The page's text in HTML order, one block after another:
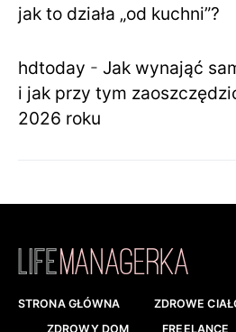
jak to działa „od kuchni”?
hdtoday - Jak wynająć
i jak przy tym
2026 roku
STRONA GŁÓWNA ZDROWE
ZDROWY DOM
FREELANCE